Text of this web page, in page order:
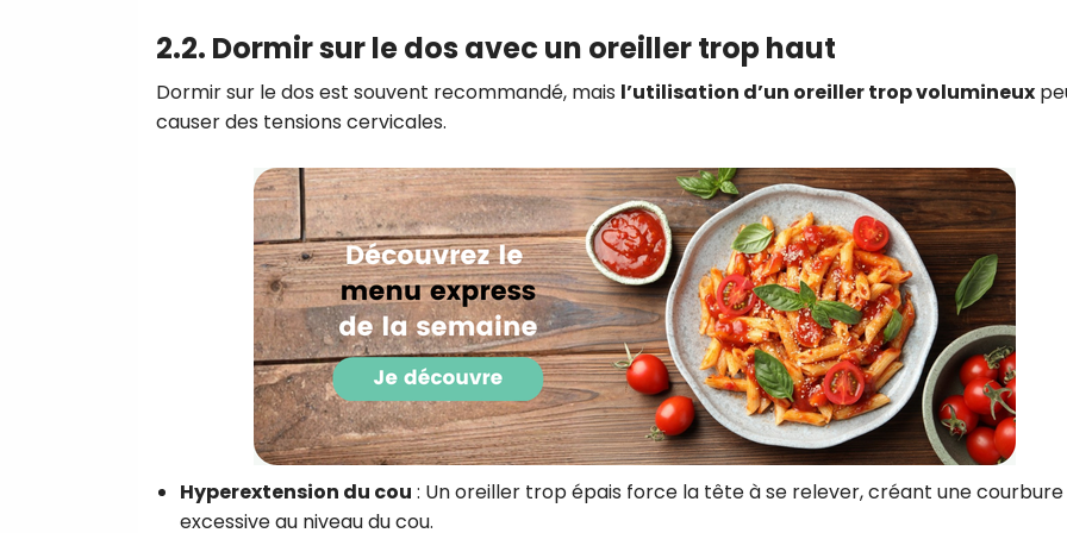
2.2. Dormir sur le dos avec un oreiller trop haut
Dormir sur le dos est souvent recommandé, mais l’utilisation d’un oreiller trop volumineux
causer des tensions cervicales.
Hyperextension du cou : Un oreiller trop épais force la tête à se relever, créant une courbure
excessive au niveau du cou.